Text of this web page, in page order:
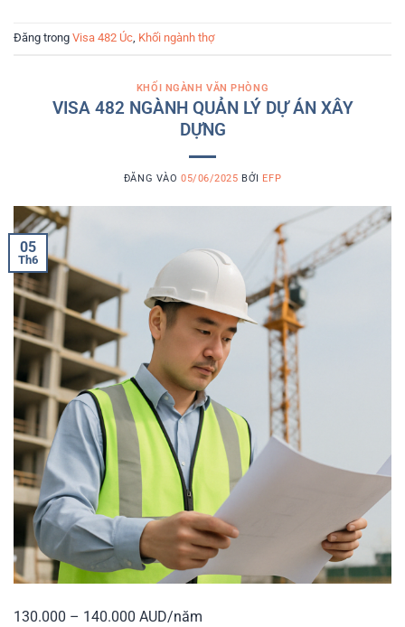
Đăng trong Visa 482 Úc, Khối ngành thợ
KHỐI NGÀNH VĂN PHÒNG
VISA 482 NGÀNH QUẢN LÝ DỰ ÁN XÂY
DỰNG
ĐĂNG VÀO 05/06/2025 BỞI EFP
05
Th6
130.000 – 140.000 AUD/năm